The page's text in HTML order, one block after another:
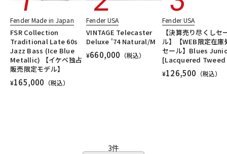
DJ機器
DTM オンライン納品 レコーディング機器
Fender Made in Japan
FSR Collection
Traditional Late 60s
Jazz Bass (Ice Blue
Metallic) 【イケベ独占
販売限定モデル】
¥165,000 （税込）
Fender USA
VINTAGE Telecaster
Deluxe '74 Natural/M
¥660,000 （税込）
Fender USA
【決算売り尽くしセ
ル】【WEB限定在庫
セール】Blues
[Lacquered
¥126,500 （税込）
3件